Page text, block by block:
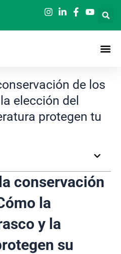
de los
elección del
protegen tu
conservación
la
y la
su